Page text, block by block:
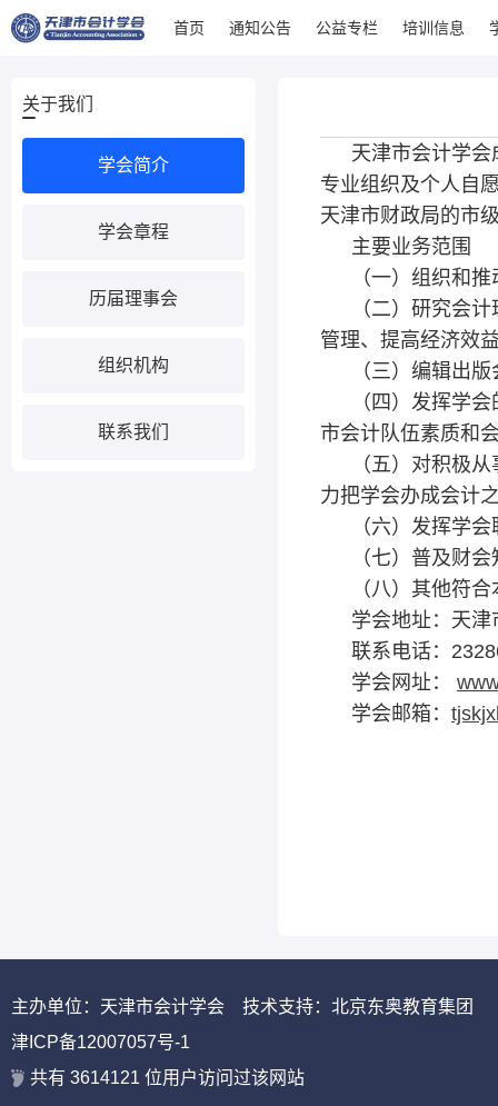
首页 通知公告 公益专栏 培训信息
关于我们
学会简介
学会章程
历届理事会
组织机构
联系我们
天津市会计学
专业组织及个人自
天津市财政局的市
主要业务范围
（一）组织和
（二）研究会
管理、提高经济效
（三）编辑出
（四）发挥学
市会计队伍素质和
（五）对积极
力把学会办成会计
（六）发挥学
（七）普及财
（八）其他符
学会地址：天
联系电话：
学会网址：
学会邮箱：
主办单位：天津市会计学会 技术支持：北京东奥教育集团
津ICP备12007057号-1
共有 3614121 位用户访问过该网站